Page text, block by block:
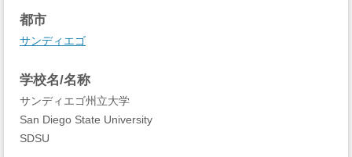
都市
サンディエゴ
学校名/名称
サンディエゴ州立大学
San Diego State University
SDSU